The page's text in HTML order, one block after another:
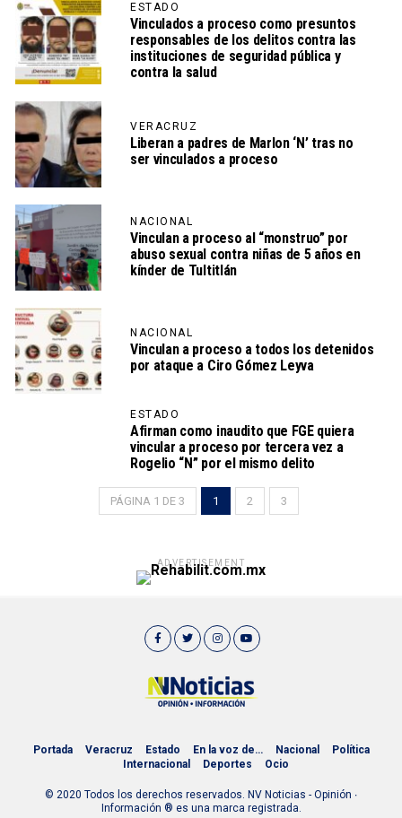
ESTADO
Vinculados a proceso como presuntos
responsables de los delitos contra las
instituciones de seguridad pública y
contra la salud
VERACRUZ
Liberan a padres de Marlon ‘N’ tras no
ser vinculados a proceso
NACIONAL
Vinculan a proceso al “monstruo” por
abuso sexual contra niñas de 5 años en
kínder de Tultitlán
NACIONAL
Vinculan a proceso a todos los detenidos
por ataque a Ciro Gómez Leyva
ESTADO
Afirman como inaudito que FGE quiera
vincular a proceso por tercera vez a
Rogelio “N” por el mismo delito
PÁGINA 1 DE 3 1 2 3
ADVERTISEMENT
Portada Veracruz Estado En la voz de… Nacional
Política
Internacional
Deportes Ocio
© 2020 Todos los derechos reservados. NV Noticias - Opinión ∙
Información ® es una marca registrada.